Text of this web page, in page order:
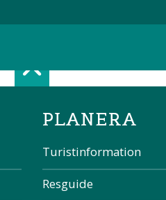
Scroll top
PLANERA
Turistinformation
Resguide